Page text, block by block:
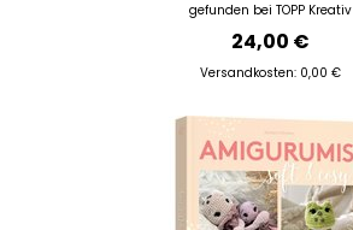
vorbei - dort findest Du
Inspirationen für Dein nächstes
gefunden bei TOPP Kreativ
24,00 €
Versandkosten: 0,00 €